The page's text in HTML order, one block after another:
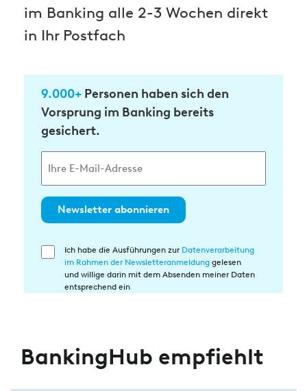
im Banking alle 2-3 Wochen direkt
in Ihr Postfach
9.000+ Personen haben sich den
Vorsprung im Banking bereits
gesichert.
Newsletter abonnieren
Einwilligung
Ich habe die Ausführungen zur Datenverarbeitung
im Rahmen der Newsletteranmeldung gelesen
und willige darin mit dem Absenden meiner Daten
entsprechend ein
BankingHub empfiehlt